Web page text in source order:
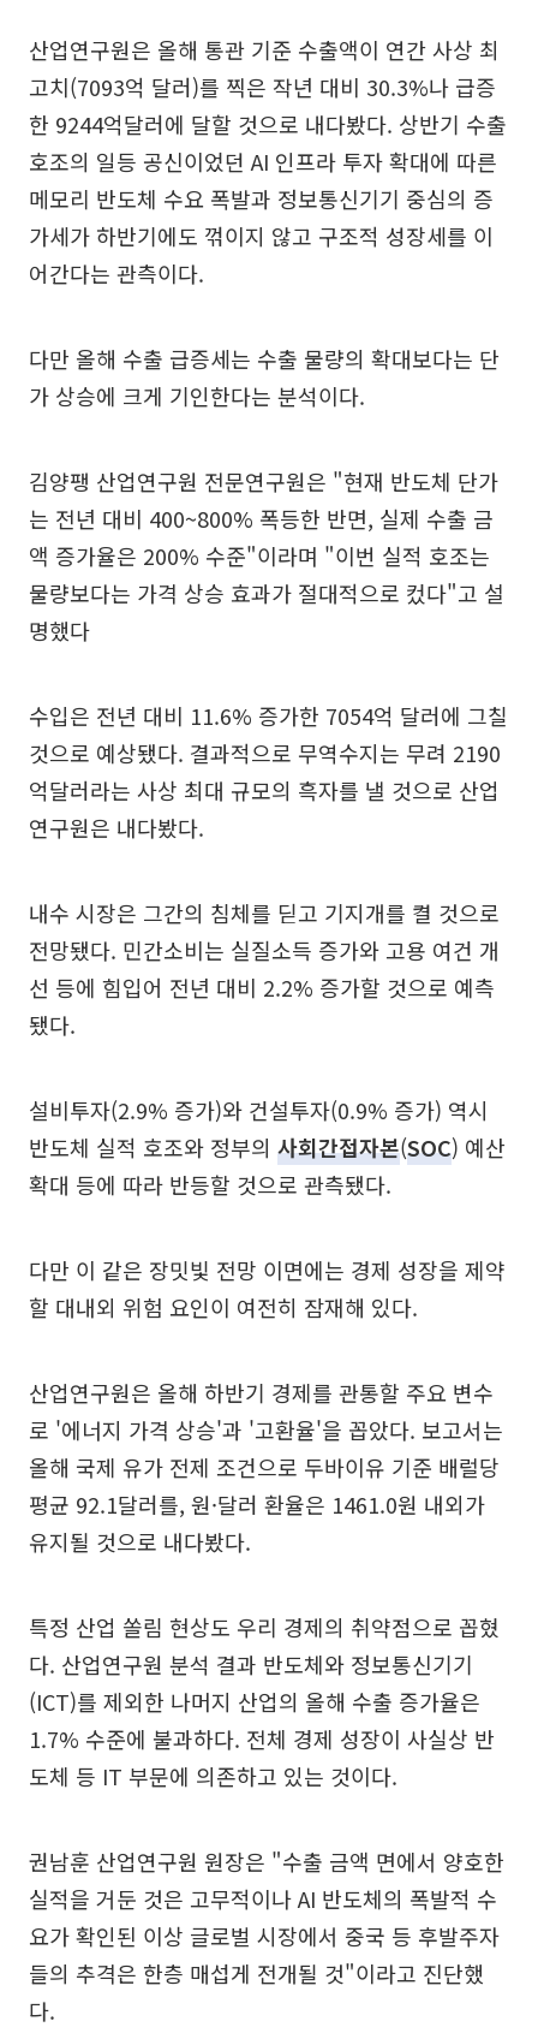
산업연구원은 올해 통관 기준 수출액이 연간 사상 최
고치(7093억 달러)를 찍은 작년 대비 30.3%나 급증
한 9244억달러에 달할 것으로 내다봤다. 상반기 수출
호조의 일등 공신이었던 AI 인프라 투자 확대에 따른
메모리 반도체 수요 폭발과 정보통신기기 중심의 증
가세가 하반기에도 꺾이지 않고 구조적 성장세를 이
어간다는 관측이다.
다만 올해 수출 급증세는 수출 물량의 확대보다는 단
가 상승에 크게 기인한다는 분석이다.
김양팽 산업연구원 전문연구원은 "현재 반도체 단가
는 전년 대비 400~800% 폭등한 반면, 실제 수출 금
액 증가율은 200% 수준"이라며 "이번 실적 호조는
물량보다는 가격 상승 효과가 절대적으로 컸다"고 설
명했다
수입은 전년 대비 11.6% 증가한 7054억 달러에 그칠
것으로 예상됐다. 결과적으로 무역수지는 무려 2190
억달러라는 사상 최대 규모의 흑자를 낼 것으로 산업
연구원은 내다봤다.
내수 시장은 그간의 침체를 딛고 기지개를 켤 것으로
전망됐다. 민간소비는 실질소득 증가와 고용 여건 개
선 등에 힘입어 전년 대비 2.2% 증가할 것으로 예측
됐다.
설비투자(2.9% 증가)와 건설투자(0.9% 증가) 역시
반도체 실적 호조와 정부의 사회간접자본(SOC) 예산
확대 등에 따라 반등할 것으로 관측됐다.
다만 이 같은 장밋빛 전망 이면에는 경제 성장을 제약
할 대내외 위험 요인이 여전히 잠재해 있다.
산업연구원은 올해 하반기 경제를 관통할 주요 변수
로 '에너지 가격 상승'과 '고환율'을 꼽았다. 보고서는
올해 국제 유가 전제 조건으로 두바이유 기준 배럴당
평균 92.1달러를, 원·달러 환율은 1461.0원 내외가
유지될 것으로 내다봤다.
특정 산업 쏠림 현상도 우리 경제의 취약점으로 꼽혔
다. 산업연구원 분석 결과 반도체와 정보통신기기
(ICT)를 제외한 나머지 산업의 올해 수출 증가율은
1.7% 수준에 불과하다. 전체 경제 성장이 사실상 반
도체 등 IT 부문에 의존하고 있는 것이다.
권남훈 산업연구원 원장은 "수출 금액 면에서 양호한
실적을 거둔 것은 고무적이나 AI 반도체의 폭발적 수
요가 확인된 이상 글로벌 시장에서 중국 등 후발주자
들의 추격은 한층 매섭게 전개될 것"이라고 진단했
다.